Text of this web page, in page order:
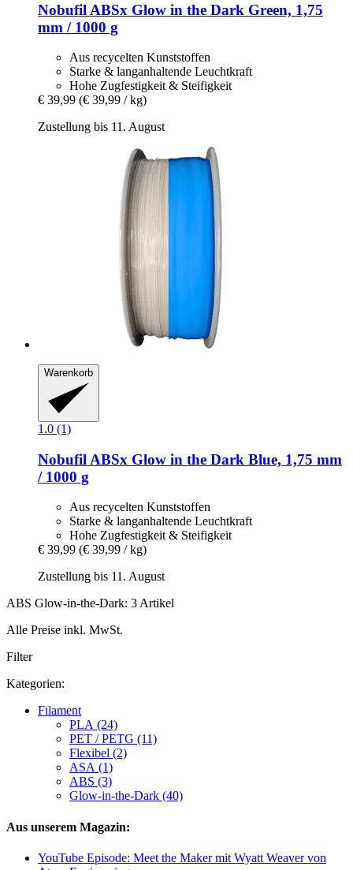
Nobufil ABSx Glow in the Dark Green, 1,75
mm / 1000 g
Aus recycelten Kunststoffen
Starke & langanhaltende Leuchtkraft
Hohe Zugfestigkeit & Steifigkeit
€ 39,99 (€ 39,99 / kg)
Zustellung bis 11. August
Warenkorb
1.0 (1)
Nobufil ABSx Glow in the Dark Blue, 1,75 mm
/ 1000 g
Aus recycelten Kunststoffen
Starke & langanhaltende Leuchtkraft
Hohe Zugfestigkeit & Steifigkeit
€ 39,99 (€ 39,99 / kg)
Zustellung bis 11. August
ABS Glow-in-the-Dark: 3 Artikel
Alle Preise inkl. MwSt.
Filter
Kategorien:
Filament
PLA (24)
PET / PETG (11)
Flexibel (2)
ASA (1)
ABS (3)
Glow-in-the-Dark (40)
Aus unserem Magazin:
YouTube Episode: Meet the Maker mit Wyatt Weaver von